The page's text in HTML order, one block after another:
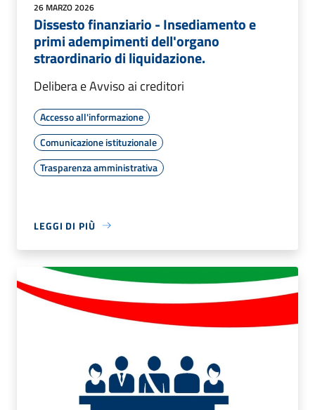
26 MARZO 2026
Dissesto finanziario - Insediamento e
primi adempimenti dell'organo
straordinario di liquidazione.
Delibera e Avviso ai creditori
Accesso all'informazione
Comunicazione istituzionale
Trasparenza amministrativa
LEGGI DI PIÙ